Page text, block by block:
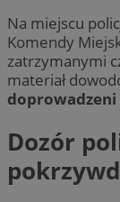
Na miejscu
Komendy
zatrzymanymi
materiał
Dozór